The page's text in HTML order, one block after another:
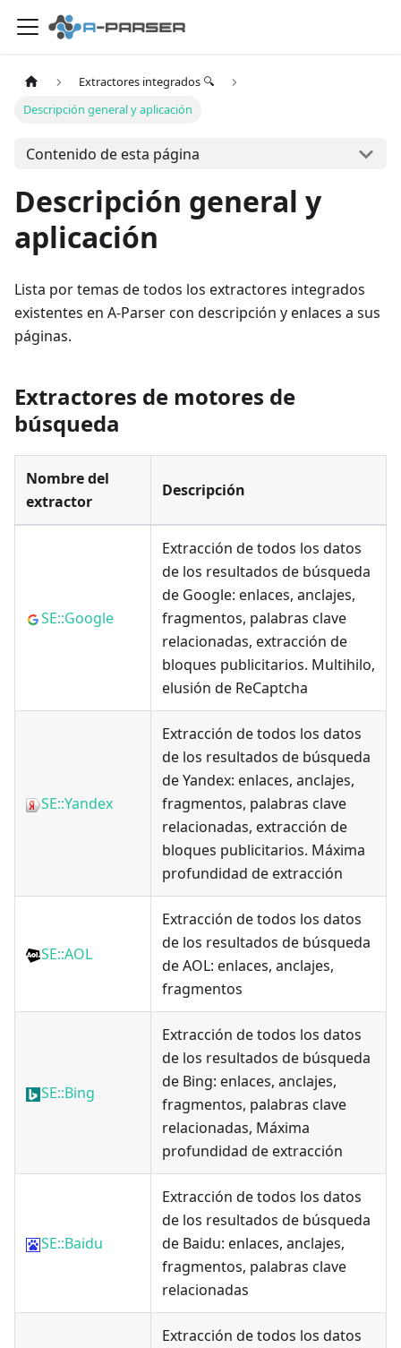
Extractores integrados 🔍
Descripción general y aplicación
Contenido de esta página
Descripción general y
aplicación
Lista por temas de todos los extractores integrados
existentes en A-Parser con descripción y enlaces a sus
páginas.
Extractores de motores de
búsqueda
Nombre del
extractor
Descripción
SE::Google
Extracción de todos los datos
de los resultados de búsqueda
de Google: enlaces, anclajes,
fragmentos, palabras clave
relacionadas, extracción de
bloques publicitarios. Multihilo,
elusión de ReCaptcha
SE::Yandex
Extracción de todos los datos
de los resultados de búsqueda
de Yandex: enlaces, anclajes,
fragmentos, palabras clave
relacionadas, extracción de
bloques publicitarios. Máxima
profundidad de extracción
SE::AOL
Extracción de todos los datos
de los resultados de búsqueda
de AOL: enlaces, anclajes,
fragmentos
SE::Bing
Extracción de todos los datos
de los resultados de búsqueda
de Bing: enlaces, anclajes,
fragmentos, palabras clave
relacionadas, Máxima
profundidad de extracción
SE::Baidu
Extracción de todos los datos
de los resultados de búsqueda
de Baidu: enlaces, anclajes,
fragmentos, palabras clave
relacionadas
Extracción de todos los datos